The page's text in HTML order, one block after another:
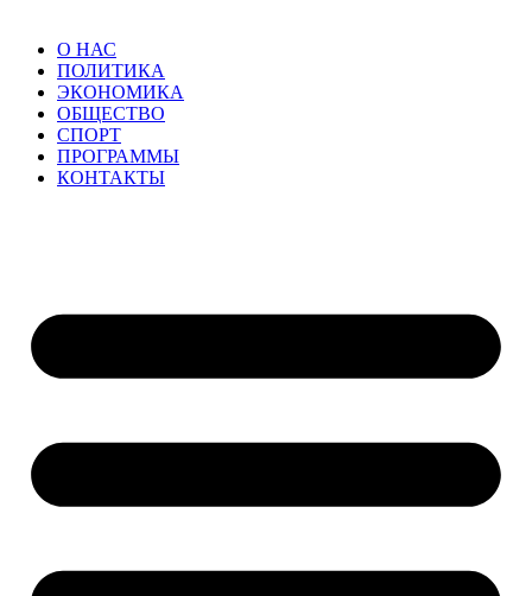
О НАС
ПОЛИТИКА
ЭКОНОМИКА
ОБЩЕСТВО
СПОРТ
ПРОГРАММЫ
КОНТАКТЫ